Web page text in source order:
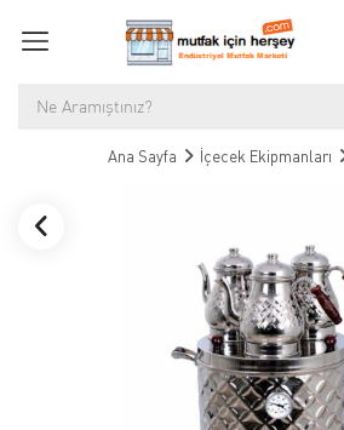
Ana Sayfa İçecek Ekipmanları